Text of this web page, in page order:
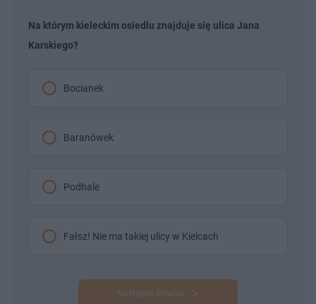
Na którym kieleckim osiedlu znajduje się ulica Jana
Karskiego?
Bocianek
Baranówek
Podhale
Fałsz! Nie ma takiej ulicy w Kielcach
Następne pytanie